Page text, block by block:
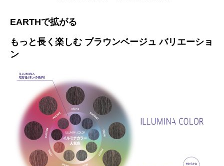
EARTHで拡がる
もっと長く楽しむ ブラウンベージュ バリエーショ
ン